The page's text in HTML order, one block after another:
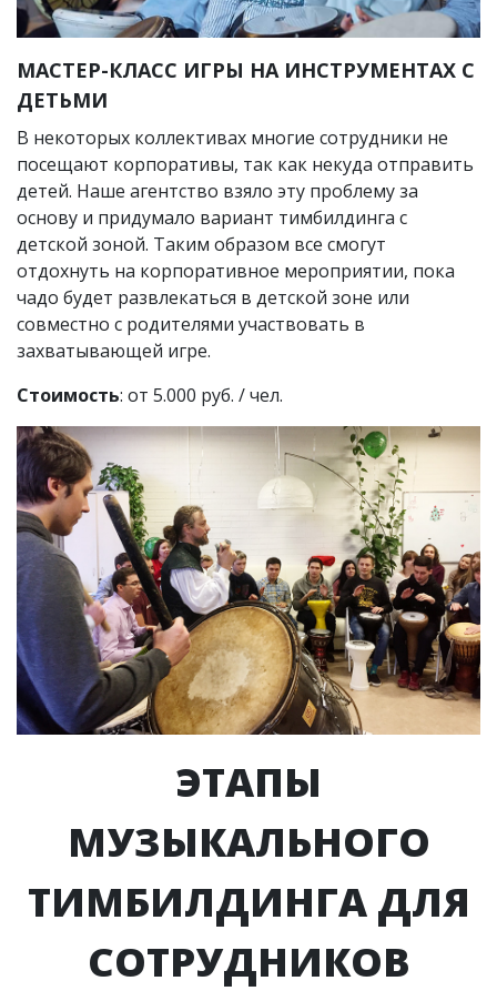
МАСТЕР-КЛАСС ИГРЫ НА ИНСТРУМЕНТАХ С
ДЕТЬМИ
В некоторых коллективах многие сотрудники не
посещают корпоративы, так как некуда отправить
детей. Наше агентство взяло эту проблему за
основу и придумало вариант тимбилдинга с
детской зоной. Таким образом все смогут
отдохнуть на корпоративное мероприятии, пока
чадо будет развлекаться в детской зоне или
совместно с родителями участвовать в
захватывающей игре.
Стоимость: от 5.000 руб. / чел.
ЭТАПЫ
МУЗЫКАЛЬНОГО
ТИМБИЛДИНГА ДЛЯ
СОТРУДНИКОВ